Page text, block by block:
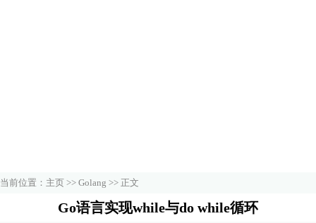
当前位置： 主页 >> Golang >> 正文
Go语言实现while与do while循环